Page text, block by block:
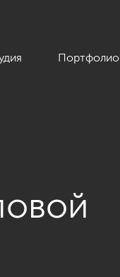
Портфолио